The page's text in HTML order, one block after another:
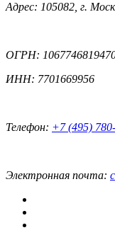
Адрес: 105082, г.
ОГРН:
ИНН: 7701669956
Телефон: +7 (495)
Электронная почта: